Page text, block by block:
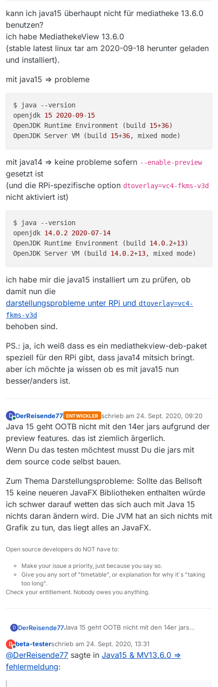
kann ich java15 überhaupt nicht für mediatheke 13.6.0
benutzen?
ich habe MediathekeView 13.6.0
(stable latest linux tar am 2020-09-18 herunter geladen
und installiert).
mit java15 => probleme
$ java
--version
openjdk 15 2020-09-15
OpenJDK Runtime Environment (build 15+36)
OpenJDK Server VM (build 15+36
mit java14 => keine probleme sofern --enable-preview
gesetzt ist
(und die RPi-spezifische option dtoverlay=vc4-fkms-v3d
nicht aktiviert ist)
$ java
--version
openjdk 14.0.2 2020-07-14
OpenJDK Runtime Environment (build 14.0. 2+13)
OpenJDK Server VM (build 14.0. 2+13
ich habe mir die java15 installiert um zu prüfen, ob
damit nun die
darstellungsprobleme unter RPi und dtoverlay=vc4-
fkms-v3d
behoben sind.
PS.: ja, ich weiß dass es ein mediathekview-deb-paket
speziell für den RPi gibt, dass java14 mitsich bringt.
aber ich möchte ja wissen ob es mit java15 nun
besser/anders ist.
D
Online
DerReisende77 ENTWICKLER schrieb am 24. Sept. 2020, 09:20
zuletzt editiert von
Java 15 geht OOTB nicht mit den 14er jars aufgrund der
preview features. das ist ziemlich ärgerlich.
Wenn Du das testen möchtest musst Du die jars mit
dem source code selbst bauen.
Zum Thema Darstellungsprobleme: Sollte das Bellsoft
15 keine neueren JavaFX Bibliotheken enthalten würde
ich schwer darauf wetten das sich auch mit Java 15
nichts daran ändern wird. Die JVM hat an sich nichts mit
Grafik zu tun, das liegt alles an JavaFX.
Open source developers do NOT have to:
Make your issue a priority, just because you say so.
Give you any sort of "timetable", or explanation for why it´s "taking
too long".
Check your entitlement. Nobody owes you anything.
D DerReisende77Java 15 geht OOTB nicht mit den 14er jars
ärgerlich.
Wenn Du das testen möchtest musst Du die
Zum Thema Darstellungsprobleme: Sollte das
Bellsoft 15 keine neueren JavaFX Bibliotheken
B
Offline
beta-testerschrieb am 24. Sept. 2020, 13:31
zuletzt editiert von
@DerReisende77 sagte in Java15 & MV13.6.0 =>
fehlermeldung: